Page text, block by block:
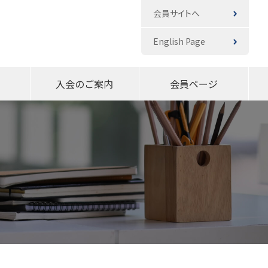
会員サイトへ
English Page
入会のご案内 会員ページ